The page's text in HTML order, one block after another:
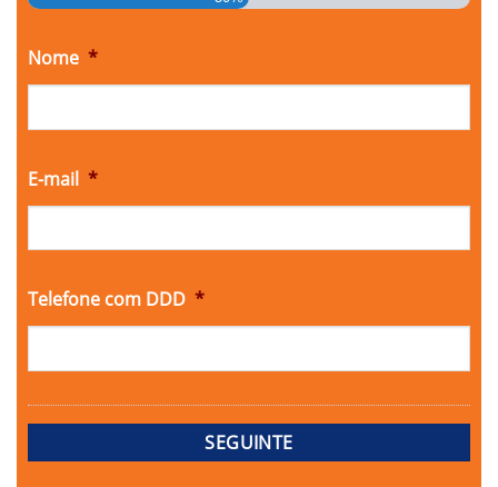
Nome *
E-mail *
Telefone com DDD *